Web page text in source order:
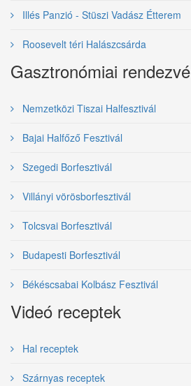
Illés Panzió - Stüszi Vadász Étterem
Roosevelt téri Halászcsárda
Gasztronómiai
Nemzetközi Tiszai Halfesztivál
Bajai Halfőző Fesztivál
Szegedi Borfesztivál
Villányi vörösborfesztivál
Tolcsvai Borfesztivál
Budapesti Borfesztivál
Békéscsabai Kolbász Fesztivál
Videó receptek
Hal receptek
Szárnyas receptek